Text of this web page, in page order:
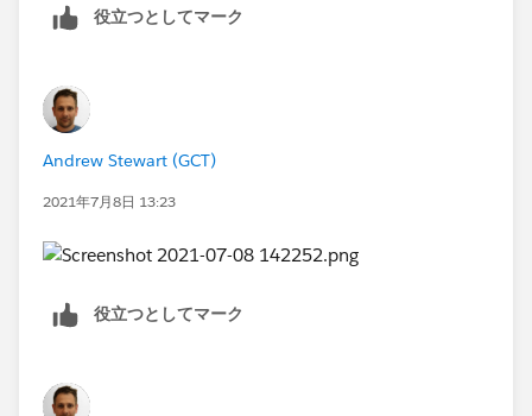
役立つとしてマーク
Andrew Stewart (GCT)
2021年7月8日 13:23
役立つとしてマーク